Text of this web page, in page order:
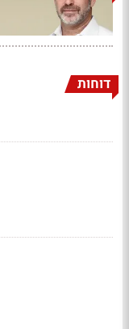
דוחות